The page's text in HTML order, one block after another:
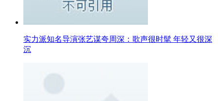
实力派知名导演张艺谋夸周深：歌声很时髦 年轻又很深
沉